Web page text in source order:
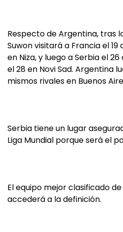
Respecto de Argentina, tras
Suwon visitará a Francia el 19
en Niza, y luego a Serbia el
el 28 en Novi Sad. Argentina
mismos rivales en Buenos
Serbia tiene un lugar
Liga Mundial porque será el
El equipo mejor clasificado
accederá a la definición.